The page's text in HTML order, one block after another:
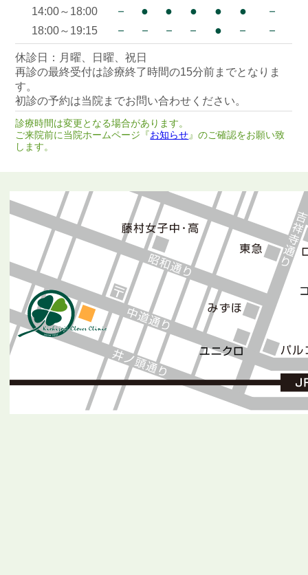
休診日：月曜、日曜、祝日
再診の最終受付は診療終了時間の15分前までとなりま
す。
初診の予約は当院までお問い合わせください。
14:00～18:00 － ● ● ● ● ● －
18:00～19:15 － － － － ● － －
診療時間は変更となる場合があります。
ご来院前に当院ホームページ『お知らせ 』のご確認をお願い致
します。